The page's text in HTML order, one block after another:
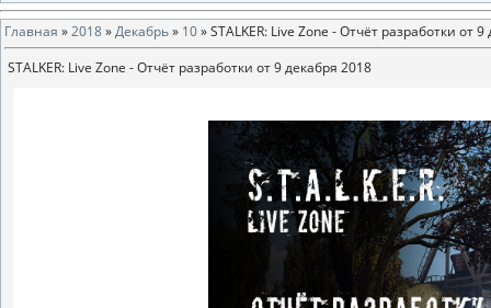
Главная »2018»Декабрь» 10» STALKER: Live Zone - Отчёт разработки от
STALKER: Live Zone - Отчёт разработки от 9 декабря 2018